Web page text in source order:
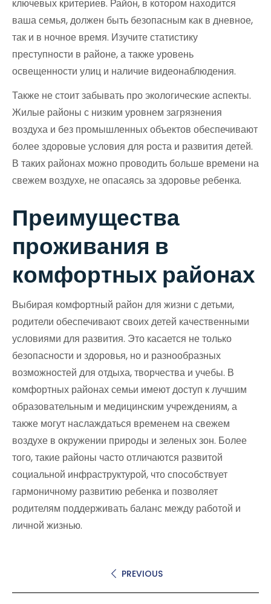
ключевых критериев. Район, в котором находится
ваша семья, должен быть безопасным как в дневное,
так и в ночное время. Изучите статистику
преступности в районе, а также уровень
освещенности улиц и наличие видеонаблюдения.
Также не стоит забывать про экологические аспекты.
Жилые районы с низким уровнем загрязнения
воздуха и без промышленных объектов обеспечивают
более здоровые условия для роста и развития детей.
В таких районах можно проводить больше времени на
свежем воздухе, не опасаясь за здоровье ребенка.
Преимущества
проживания в
комфортных районах
Выбирая комфортный район для жизни с детьми,
родители обеспечивают своих детей качественными
условиями для развития. Это касается не только
безопасности и здоровья, но и разнообразных
возможностей для отдыха, творчества и учебы. В
комфортных районах семьи имеют доступ к лучшим
образовательным и медицинским учреждениям, а
также могут наслаждаться временем на свежем
воздухе в окружении природы и зеленых зон. Более
того, такие районы часто отличаются развитой
социальной инфраструктурой, что способствует
гармоничному развитию ребенка и позволяет
родителям поддерживать баланс между работой и
личной жизнью.
PREVIOUS